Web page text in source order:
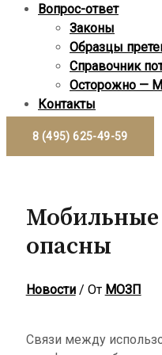
Вопрос-ответ
Законы
Образцы
Справочник
Осторожно —
Контакты
8 (495) 625-49-59
опасны
Новости/ От МОЗП
Связи между